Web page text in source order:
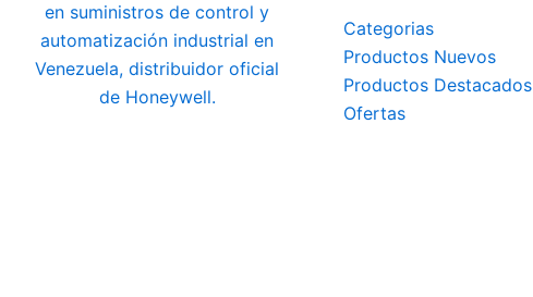
Categorias
Productos Nuevos
Productos Destacados
Ofertas